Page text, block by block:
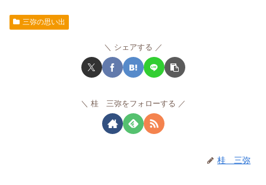
三弥の思い出
シェアする
桂 三弥をフォローする
桂 三弥